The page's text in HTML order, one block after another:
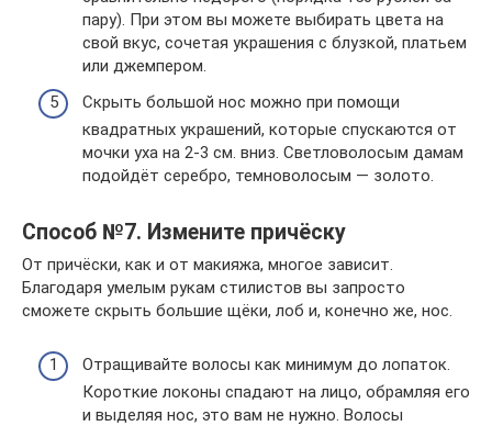
пару). При этом вы можете выбирать цвета на
свой вкус, сочетая украшения с блузкой, платьем
или джемпером.
Скрыть большой нос можно при помощи
квадратных украшений, которые спускаются от
мочки уха на 2-3 см. вниз. Светловолосым дамам
подойдёт серебро, темноволосым — золото.
Способ №7. Измените причёску
От причёски, как и от макияжа, многое зависит.
Благодаря умелым рукам стилистов вы запросто
сможете скрыть большие щёки, лоб и, конечно же, нос.
Отращивайте волосы как минимум до лопаток.
Короткие локоны спадают на лицо, обрамляя его
и выделяя нос, это вам не нужно. Волосы